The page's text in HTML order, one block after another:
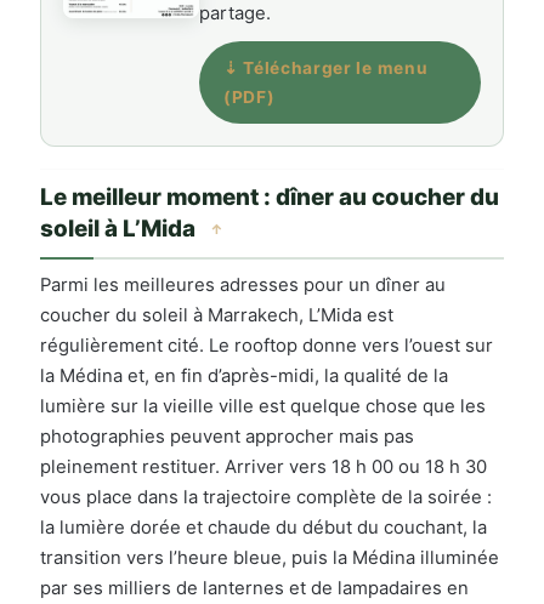
partage.
⇣ Télécharger le menu
(PDF)
Le meilleur moment : dîner au coucher du
soleil à L’Mida
↑
Parmi les meilleures adresses pour un dîner au
coucher du soleil à Marrakech, L’Mida est
régulièrement cité. Le rooftop donne vers l’ouest sur
la Médina et, en fin d’après-midi, la qualité de la
lumière sur la vieille ville est quelque chose que les
photographies peuvent approcher mais pas
pleinement restituer. Arriver vers 18 h 00 ou 18 h 30
vous place dans la trajectoire complète de la soirée :
la lumière dorée et chaude du début du couchant, la
transition vers l’heure bleue, puis la Médina illuminée
par ses milliers de lanternes et de lampadaires en